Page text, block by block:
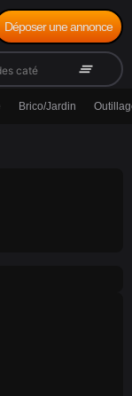
clear_all
Déposer une annonce
Brico/Jardin